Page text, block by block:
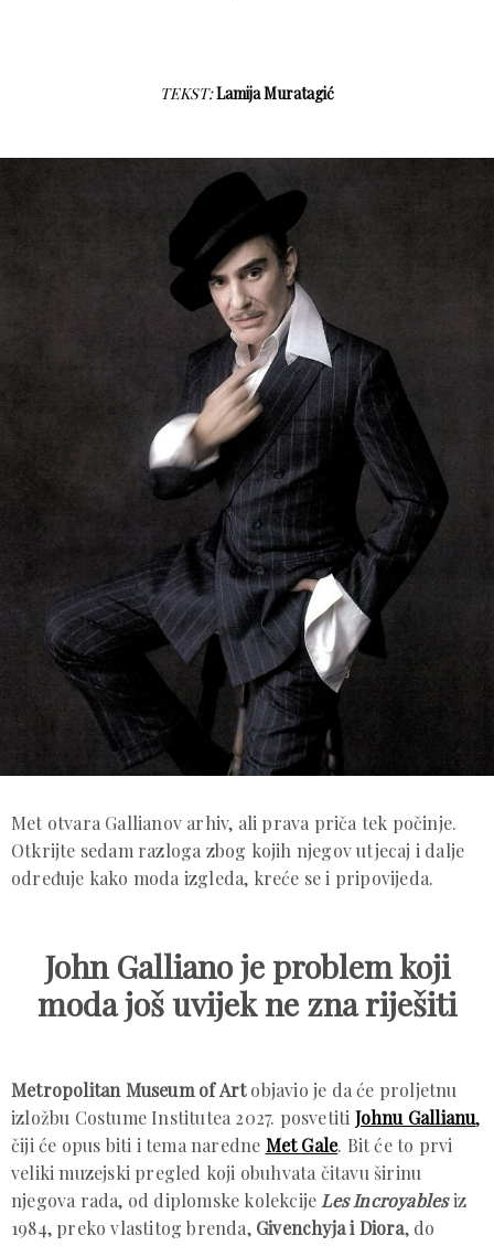
TEKST:Lamija Muratagić
Met otvara Gallianov arhiv, ali prava priča tek počinje.
Otkrijte sedam razloga zbog kojih njegov utjecaj i dalje
određuje kako moda izgleda, kreće se i pripovijeda.
John Galliano je problem koji
moda još uvijek ne zna riješiti
Metropolitan Museum of Artobjavio je da će proljetnu
izložbu Costume Institutea 2027. posvetiti Johnu Gallianu,
čiji će opus biti i tema naredne Met Gale. Bit će to prvi
veliki muzejski pregled koji obuhvata čitavu širinu
njegova rada, od diplomske kolekcije Les Incroyablesiz
1984, preko vlastitog brenda, Givenchyja i Diora, do